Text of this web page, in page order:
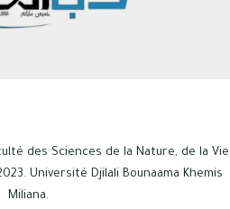
des Sciences de la Nature, de la Vie
Université Djilali Bounaama Khemis
Miliana.